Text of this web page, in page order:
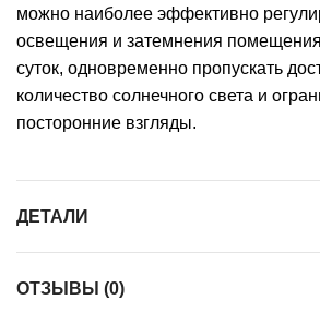
можно наиболее эффективно
освещения и затемнения
суток, одновременно пропускать
количество солнечного света и
посторонние взгляды.
ДЕТАЛИ
ОТЗЫВЫ (0)